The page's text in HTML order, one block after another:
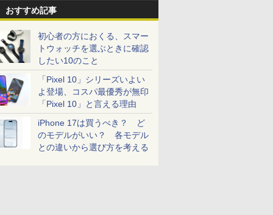
おすすめ記事
初心者の方におくる、スマー
トウォッチを選ぶときに確認
したい10のこと
「Pixel 10」シリーズいよい
よ登場、コスパ最優秀が無印
「Pixel 10」と言える理由
iPhone 17は買うべき？ ど
のモデルがいい？ 各モデル
との違いから選び方を考える